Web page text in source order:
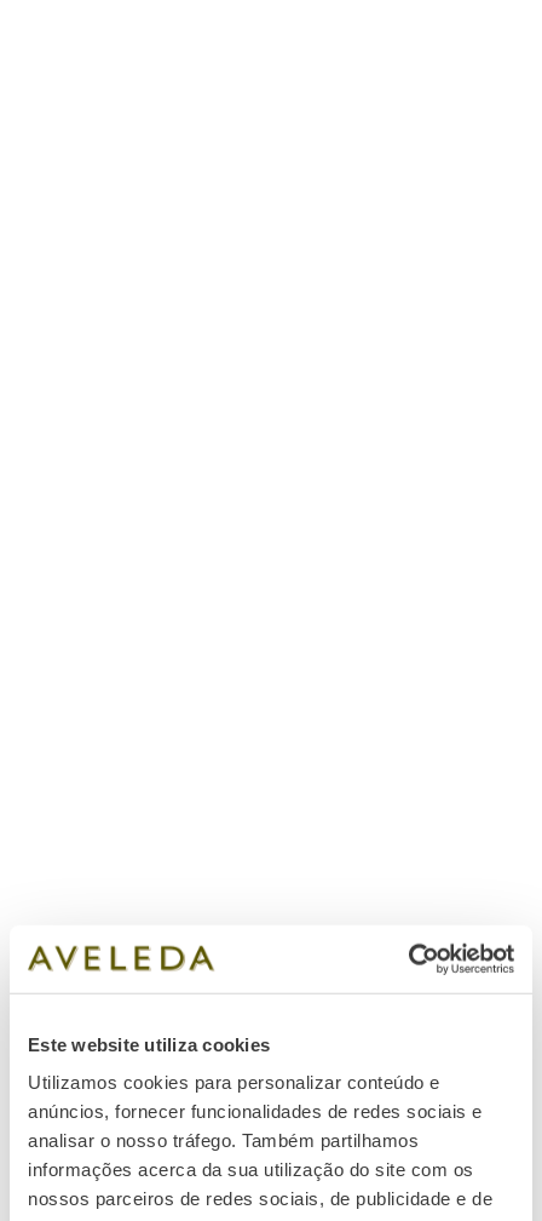
Este website utiliza cookies
Utilizamos cookies para personalizar conteúdo e
anúncios, fornecer funcionalidades de redes sociais e
analisar o nosso tráfego. Também partilhamos
informações acerca da sua utilização do site com os
nossos parceiros de redes sociais, de publicidade e de